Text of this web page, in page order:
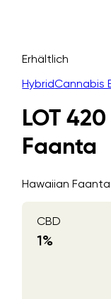
Erhältlich
HybridCannabis
LOT
Faanta
Hawaiian Faanta
CBD
1%